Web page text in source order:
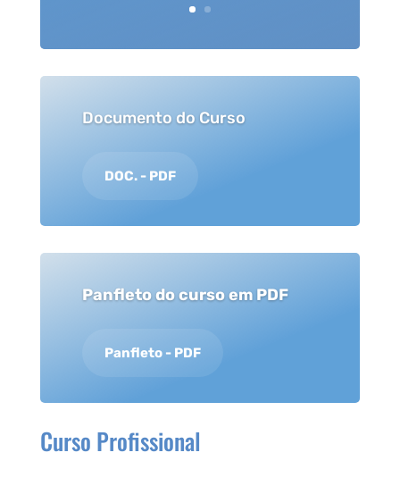
Documento do Curso
DOC. - PDF
Panfleto do curso em PDF
Panfleto - PDF
Curso Profissional